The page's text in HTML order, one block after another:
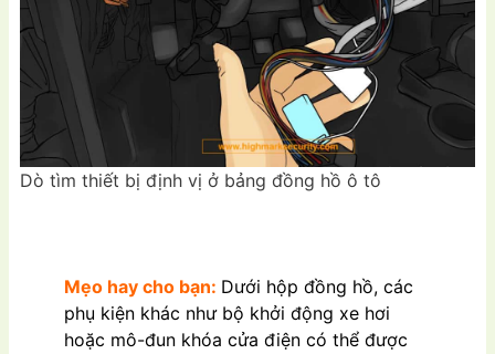
Dò tìm thiết bị định vị ở bảng đồng hồ ô tô
Mẹo hay cho bạn: Dưới hộp đồng hồ, các
phụ kiện khác như bộ khởi động xe hơi
hoặc mô-đun khóa cửa điện có thể được